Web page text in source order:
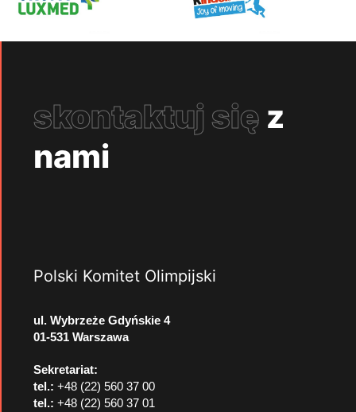
skontaktuj się z
nami
Polski Komitet Olimpijski
ul. Wybrzeże Gdyńskie 4
01-531 Warszawa
Sekretariat:
tel.: +48 (22) 560 37 00
tel.: +48 (22) 560 37 01